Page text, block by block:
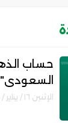
حساب
السعودي"
الإثنين ١٦ / يناير / ٢٠٢٣